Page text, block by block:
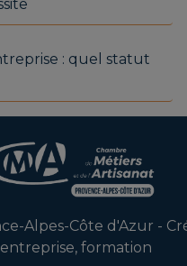
: quel statut
Alpes-Côte d'Azur -
formation